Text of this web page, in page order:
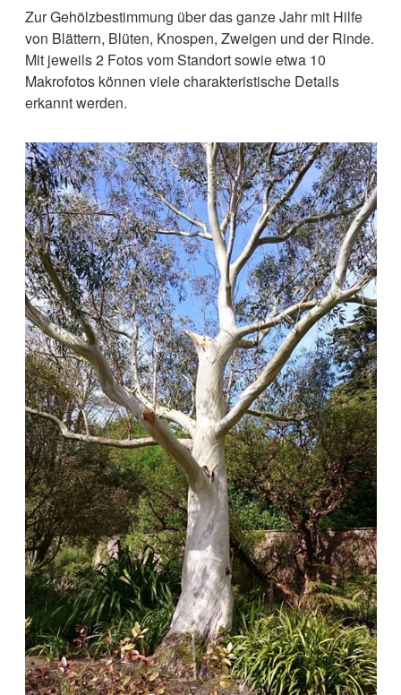
Zur Gehölzbestimmung über das ganze Jahr mit Hilfe
von Blättern, Blüten, Knospen, Zweigen und der Rinde.
Mit jeweils 2 Fotos vom Standort sowie etwa 10
Makrofotos können viele charakteristische Details
erkannt werden.